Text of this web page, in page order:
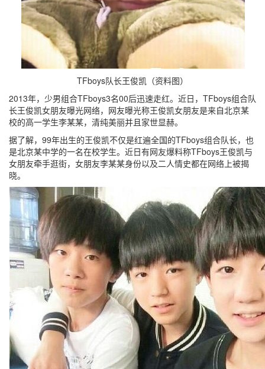
TFboys队长王俊凯（资料图）
2013年，少男组合TFboys3名00后迅速走红。近日，TFboys组合队
长王俊凯女朋友曝光网络，网友曝光称王俊凯女朋友是来自北京某
校的高一学生李某某，清纯美丽并且家世显赫。
据了解，99年出生的王俊凯不仅是红遍全国的TFboys组合队长，也
是北京某中学的一名在校学生。近日有网友爆料称TFboys王俊凯与
女朋友牵手逛街，女朋友李某某身份以及二人情史都在网络上被揭
晓。